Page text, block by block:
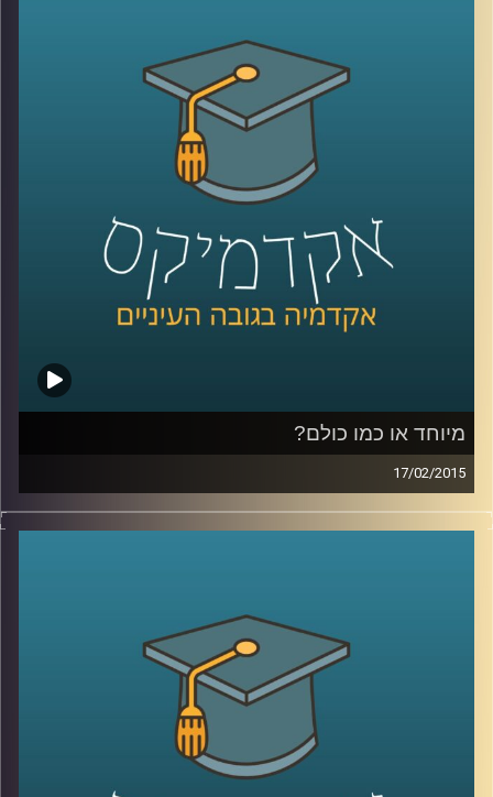
המסוכסכת הקיימת הגדיר רגשות שחווים
הצדדים לסכסוך ובחן מה קורה כשמגבירים חלק
מהרגשות ומנמיכים את תדירותם של אחרים.
ההגדרות עוזרות להבין מה מניע אותנו, לאיזה
כיוון ומה ניתן ללמד אותנו. מאמינים שאנשים
מסוגלים להשתנות? ענו לעצמכם על השאלה
כהכנה לתכנית.
AudioVersity
מיוחד או כמו כולם?
17/02/2015
דוקטור ירון תימור, סגן דיקן ביה"ס למנהל
תלויה בשאלה מה עושים איתו האחרים. מה
לגבי תגובת הצרכנים לשינויים טכנולוגיים? אולי
אנחנו רק חושבים שאנחנו מתקדמים. שיחת
שיווק שזורה באישיותו הפעלתנית והאופטימית